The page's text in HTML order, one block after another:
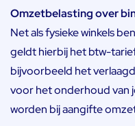
Omzetbelasting over
Net als fysieke winkels
geldt hierbij het btw-
bijvoorbeeld het
voor het onderhoud van
worden bij aangifte